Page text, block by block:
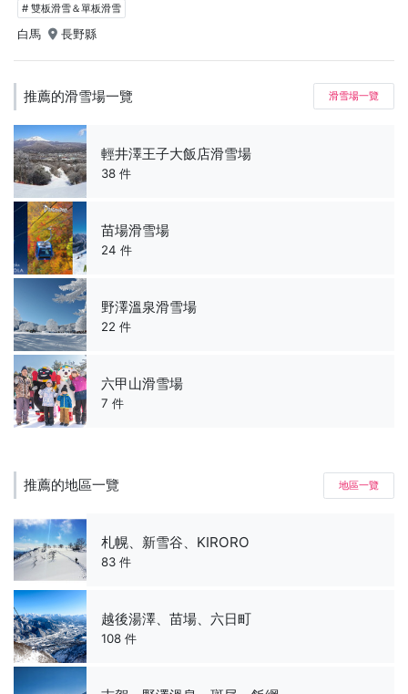
# 雙板滑雪＆單板滑雪
白馬 長野縣
推薦的滑雪場一覽 滑雪場一覽
輕井澤王子大飯店滑雪場
38 件
苗場滑雪場
24 件
野澤溫泉滑雪場
22 件
六甲山滑雪場
7 件
推薦的地區一覽 地區一覽
札幌、新雪谷、KIRORO
83 件
越後湯澤、苗場、六日町
108 件